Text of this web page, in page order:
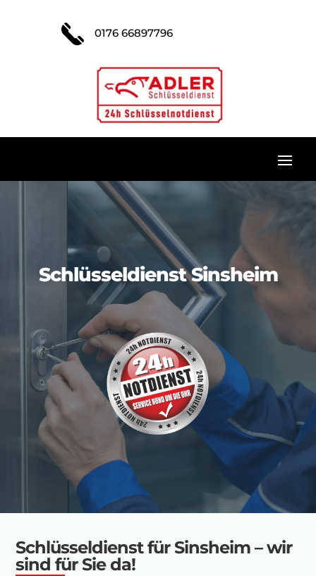
0176 66897796
Schlüsseldienst Sinsheim
Schlüsseldienst für Sinsheim – wir
sind für Sie da!